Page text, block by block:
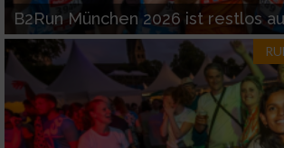
B2Run München 2026 ist restlos